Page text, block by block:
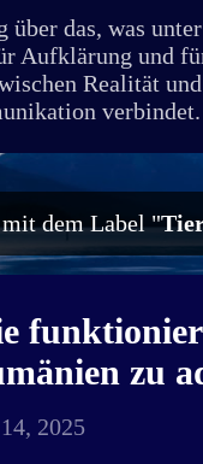
über das, was
Aufklärung und
Realität
mit dem Label "
zu
2025